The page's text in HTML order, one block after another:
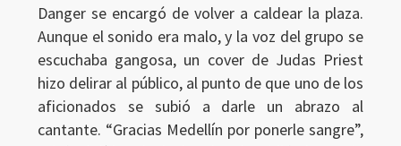
Danger se encargó de volver a caldear la plaza.
Aunque el sonido era malo, y la voz del grupo se
escuchaba gangosa, un cover de Judas Priest
hizo delirar al público, al punto de que uno de los
aficionados se subió a darle un abrazo al
cantante. “Gracias Medellín por ponerle sangre”,